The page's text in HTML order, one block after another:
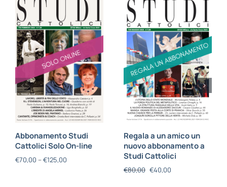
Abbonamento Studi
Cattolici Solo On-line
€70,00 – €125,00
Regala a un amico un
nuovo abbonamento a
Studi Cattolici
€80,00 €40,00